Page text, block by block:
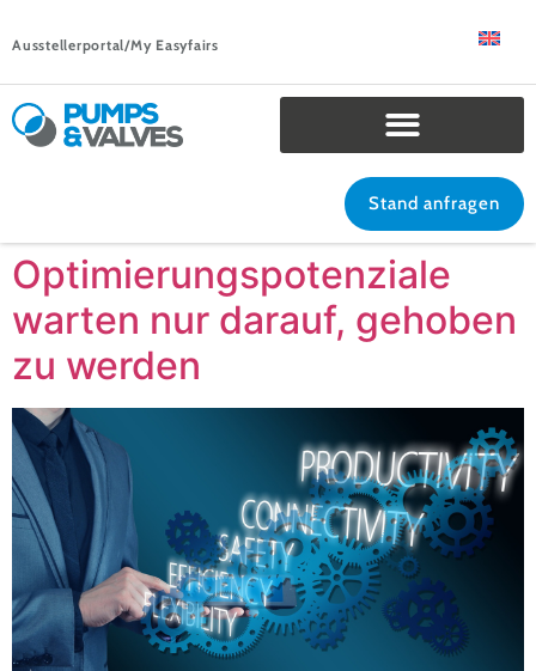
Ausstellerportal/My Easyfairs
Stand anfragen
Optimierungspotenziale
warten nur darauf, gehoben
zu werden